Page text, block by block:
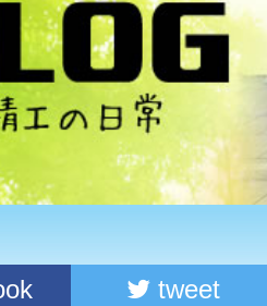
tweet